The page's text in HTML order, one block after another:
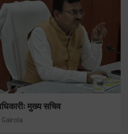
मुख्य सचिव
Gairola